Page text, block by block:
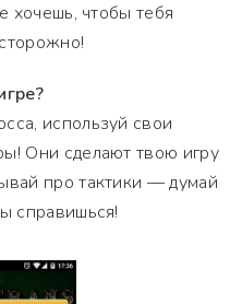
хочешь, чтобы тебя
используй свои
Они сделают твою игру
про тактики — думай
справишься!